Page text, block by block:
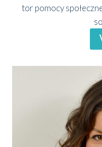
tor pomo­cy